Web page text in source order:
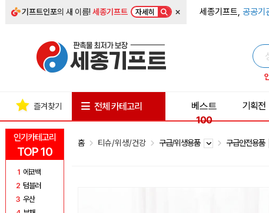
기프트인포의 새 이름!세종기프트 자세히 × 세종기프트, 공공기
인기카테고리
TOP 10
1 에코백
2 텀블러
3 우산
즐겨찾기 전체 카테고리
베스트
100
기획전
홈 티슈/위생/건강 구급/위생용품 구급안전용품